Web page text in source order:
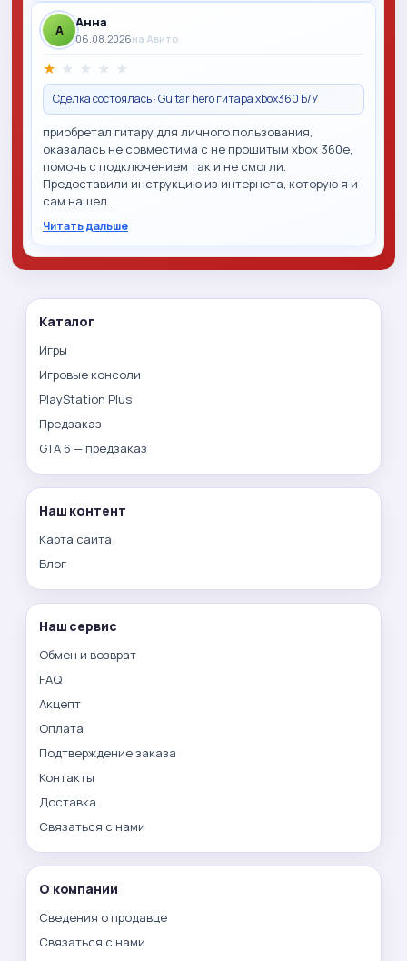
A Анна
06.08.2026на Авито
★ ★ ★ ★ ★
Сделка состоялась · Guitar hero гитара xbox360 Б/У
приобретал гитару для личного пользования,
оказалась не совместима с не прошитым xbox 360e,
помочь с подключением так и не смогли.
Предоставили инструкцию из интернета, которую я и
сам нашел…
Читать дальше
Каталог
Игры
Игровые консоли
PlayStation Plus
Предзаказ
GTA 6 — предзаказ
Наш контент
Карта сайта
Блог
Наш сервис
Обмен и возврат
FAQ
Акцепт
Оплата
Подтверждение заказа
Контакты
Доставка
Связаться с нами
О компании
Сведения о продавце
Связаться с нами